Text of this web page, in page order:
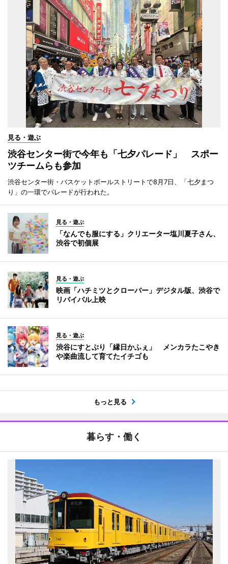
見る・遊ぶ
渋谷センター街で今年も「七夕パレード」 スポー
ツチームらも参加
渋谷センター街・バスケットボールストリートで8月7日、「七夕まつ
り」の一環でパレードが行われた。
見る・遊ぶ
「なんでも服にする」クリエーター塩川夏子さん、
渋谷で初個展
見る・遊ぶ
映画「ハチミツとクローバー」デジタル版、渋谷で
リバイバル上映
見る・遊ぶ
渋谷にすとぷり「縁日かふぇ」 メンカラたこやき
や楽曲流して育てたイチゴも
もっと見る
暮らす・働く